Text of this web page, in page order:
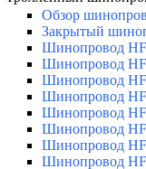
Обзор
Закрытый
Шинопровод
Шинопровод
Шинопровод
Шинопровод
Шинопровод
Шинопровод
Шинопровод
Шинопровод